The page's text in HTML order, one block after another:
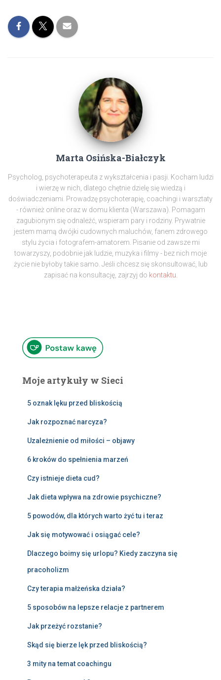
Marta Osińska-Białczyk
Psycholog, psychoterapeuta z wykształcenia i pasji. Kocham ludzi
i wierzę w nich, dlatego chętnie dzielę się wiedzą i
doświadczeniami. Prowadzę psychoterapię, coachingi i warsztaty
- również online oraz w domu klienta (Warszawa). Pomagam
zagubionym się odnaleźć, wspieram pary i rodziny. Prywatnie
jestem mamą dwójki cudownych maluchów, fanem zdrowego
stylu życia i fotografem-amatorem. Pisanie od zawsze mi
towarzyszy, podobnie jak ludzie, muzyka i filmy - bez nich moje
życie nie byłoby takie samo. Jeśli chcesz się skonsultować, lub
zapisać na konsultację, zajrzyj do kontaktu.
Moje artykuły w Sieci
5 oznak lęku przed bliskością
Jak rozpoznać narcyza?
Uzależnienie od miłości – objawy
6 kroków do spełnienia marzeń
Czy istnieje dieta cud?
Jak dieta wpływa na zdrowie psychiczne?
5 powodów, dla których warto żyć tu i teraz
Jak się motywować i osiągać cele?
Dlaczego boimy się urlopu? Kiedy zaczyna się
pracoholizm
Czy terapia małżeńska działa?
5 sposobów na lepsze relacje z partnerem
Jak przeżyć rozstanie?
Skąd się bierze lęk przed bliskością?
3 mity na temat coachingu